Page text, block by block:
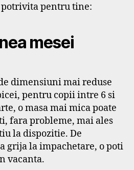
potrivita pentru tine:
mesei
dimensiuni mai reduse
pentru copii intre 6 si
o masa mai mica poate
fara probleme, mai ales
la dispozitie. De
grija la impachetare, o poti
vacanta.